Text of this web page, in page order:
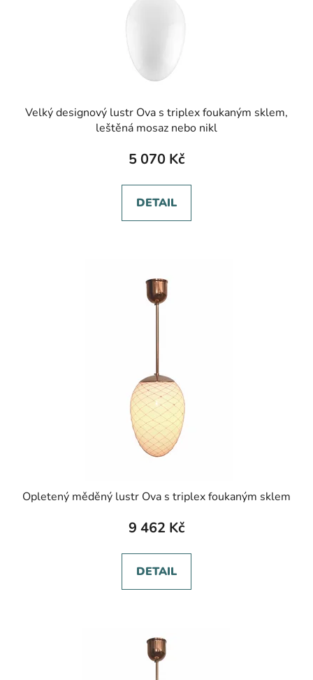
Velký designový lustr Ova s triplex foukaným sklem,
leštěná mosaz nebo nikl
5 070 Kč
DETAIL
Opletený měděný lustr Ova s triplex foukaným sklem
9 462 Kč
DETAIL